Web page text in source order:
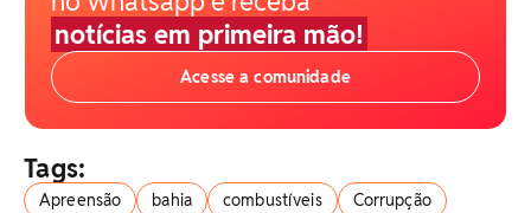
notícias em primeira mão!
Acesse a comunidade
Tags:
Apreensão bahia combustíveis
Corrupção